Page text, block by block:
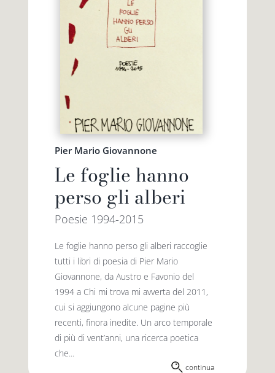
Pier Mario Giovannone
Le foglie hanno
perso gli alberi
Poesie 1994-2015
Le foglie hanno perso gli alberi raccoglie
tutti i libri di poesia di Pier Mario
Giovannone, da Austro e Favonio del
1994 a Chi mi trova mi avverta del 2011,
cui si aggiungono alcune pagine più
recenti, finora inedite. Un arco temporale
di più di vent’anni, una ricerca poetica
che...
continua